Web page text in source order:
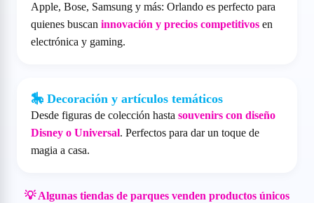
Apple, Bose, Samsung y más: Orlando es perfecto para
quienes buscan innovación y precios competitivos en
electrónica y gaming.
🎠 Decoración y artículos temáticos
Desde figuras de colección hasta souvenirs con diseño
Disney o Universal. Perfectos para dar un toque de
magia a casa.
💡 Algunas tiendas de parques venden productos únicos